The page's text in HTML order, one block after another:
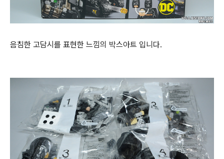
음침한 고담시를 표현한 느낌의 박스아트 입니다.